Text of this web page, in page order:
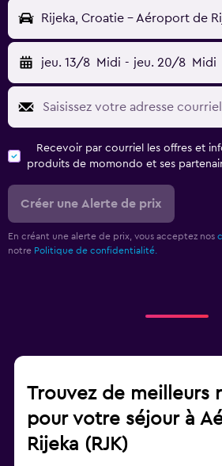
Rijeka, Croatie - Aéroport de
jeu. 13/8 Midi - jeu. 20/8 Midi
Recevoir par courriel les offres et
produits de momondo et ses
Créer une Alerte de prix
En créant une alerte de prix, vous acceptez nos
notre Politique de confidentialité.
Trouvez de meilleurs
pour votre séjour à
Rijeka (RJK)